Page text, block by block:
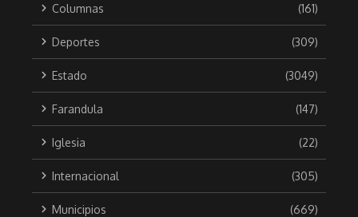
Columnas (161)
Deportes (309)
Estado (3049)
Farandula (147)
Iglesia (22)
Internacional (305)
Municipios (669)